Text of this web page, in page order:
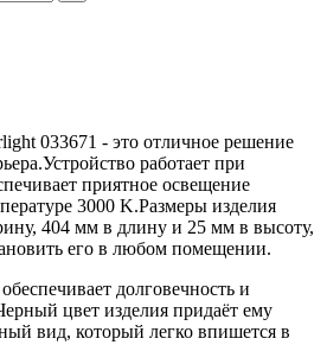
033671 - это отличное решение
работает при
приятное освещение
3000 K.Размеры изделия
404 мм в длину и 25 мм в высоту,
его в любом помещении.
долговечность и
цвет изделия придаёт ему
вид, который легко впишется в